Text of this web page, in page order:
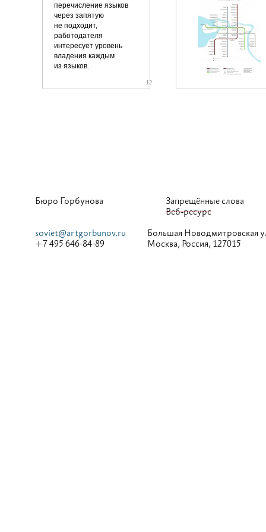
перечисление языков
через запятую
не подходит,
работодателя
интересует уровень
владения каждым
из языков.
12
Бюро Горбунова
Запрещённые слова
Веб-ресурс
soviet@artgorbunov.ru
+7 495 646-84-89
Большая Новодмитровская
Москва, Россия, 127015